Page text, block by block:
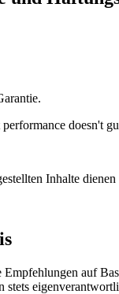
doesn't
Inhalte
auf
stets